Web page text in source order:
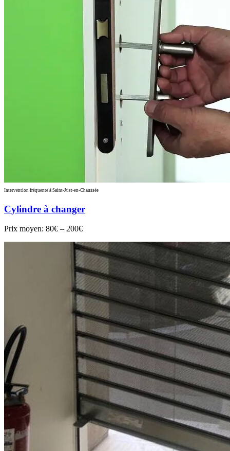
Intervention fréquente à Saint-Just-en-Chaussée
Cylindre à changer
Prix moyen: 80€ – 200€